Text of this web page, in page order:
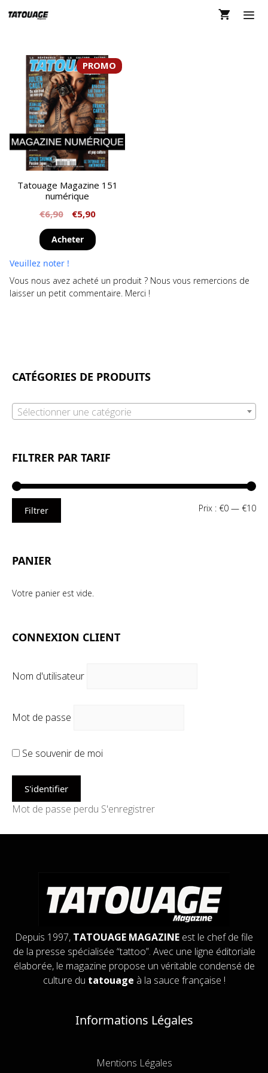
au
PROMO
Tatouage Magazine 151
numérique
€6,90 €5,90
Acheter
Veuillez noter !
Vous nous avez acheté un produit ? Nous vous remercions de
laisser un petit commentaire. Merci !
CATÉGORIES DE PRODUITS
Sélectionner une catégorie
FILTRER PAR TARIF
Filtrer Prix : €0 — €10
PANIER
Votre panier est vide.
CONNEXION CLIENT
Nom d'utilisateur
Mot de passe
Se souvenir de moi
Mot de passe perdu S'enregistrer
Depuis 1997, TATOUAGE MAGAZINE est le chef de file
de la presse spécialisée “tattoo”. Avec une ligne éditoriale
élaborée, le magazine propose un véritable condensé de
culture du tatouage à la sauce française !
Informations Légales
Mentions Légales